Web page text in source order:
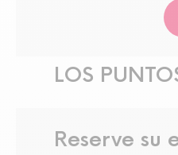
LOS
Reserve su